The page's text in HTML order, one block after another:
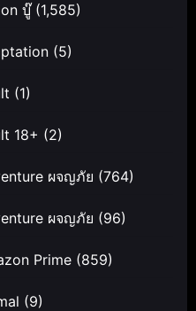
บู๊(1,585)
(5)
(1)
18+ (2)
ผจญภัย (764)
ผจญภัย (96)
Prime (859)
(9)